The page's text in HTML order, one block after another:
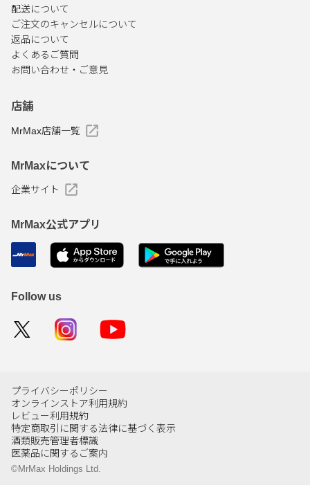
配送について
ご注文のキャンセルについて
返品について
よくあるご質問
お問い合わせ・ご意見
店舗
MrMax店舗一覧
MrMaxについて
企業サイト
MrMax公式アプリ
Follow us
プライバシーポリシー
オンラインストア利用規約
レビュー利用規約
特定商取引に関する法律に基づく表示
酒類販売管理者標識
医薬品に関するご案内
©MrMax Holdings Ltd.